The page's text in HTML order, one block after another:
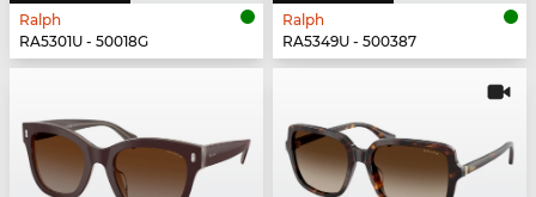
Ralph
RA5301U - 50018G
Ralph
RA5349U - 500387